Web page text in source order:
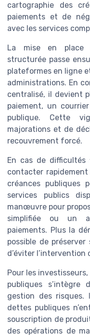
cartographie des
paiements et de
avec les services
La mise en place
structurée passe
plateformes en ligne
administrations. En
centralisé, il devient
paiement, un
publique. Cette
majorations et de
recouvrement forcé.
En cas de difficultés
contacter
créances publiques
services publics
manœuvre pour
simplifiée ou un
paiements. Plus la
possible de
d’éviter l’intervention
Pour les
publiques s’intègre
gestion des
dettes publiques
souscription de
des opérations de